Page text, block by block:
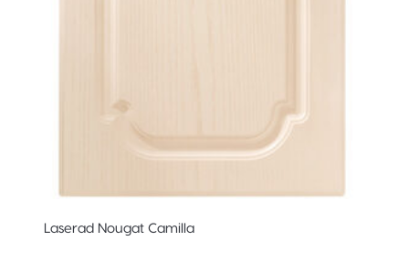
Laserad Nougat Camilla